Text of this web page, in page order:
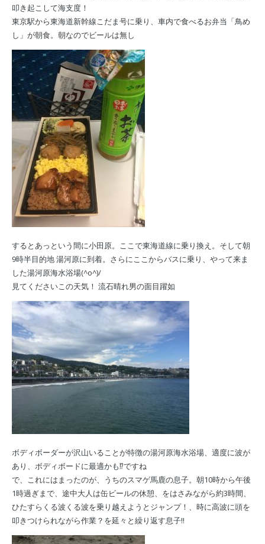
叩き起こして海支度！
東京駅から東海道新幹線こだま号に乗り、車内で食べるお弁当「鳥め
し」が朝食。朝なのでビールは無し
するとあっという間に小田原。ここで東海道線に乗り換え。そして朝
9時半目的地 湯河原に到着。さらにここからバスに乗り、やって来ま
した湯河原海水浴場(^o^)/
見てくださいこの天気！ 流石晴れ男の面目躍如
ボディボーダーが沢山いることが特徴の湯河原海水浴場、適度に波が
あり、ボディボードに最適かも⁉︎ですね
で、これにはまったのが、うちのスマゲ馬鹿の息子。朝10時から午後
1時過ぎまで、途中大人は缶ビールの休憩、をはさみながら約3時間、
ひたすらくる波くる波を乗り越えようとジャンプ！、時に高波に頭を
叩きつけられながら作業？を延々と繰り返す息子‼︎